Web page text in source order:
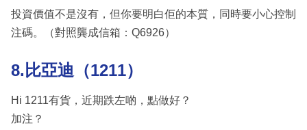
投資價值不是沒有，但你要明白佢的本質，同時要小心控制
注碼。（對照龔成信箱：Q6926）
8.比亞迪（1211）
Hi 1211有貨，近期跌左啲，點做好？
加注？